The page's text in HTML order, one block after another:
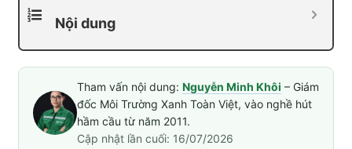
Nội dung
Tham vấn nội dung: Nguyễn Minh Khôi – Giám
đốc Môi Trường Xanh Toàn Việt, vào nghề hút
hầm cầu từ năm 2011.
Cập nhật lần cuối: 16/07/2026